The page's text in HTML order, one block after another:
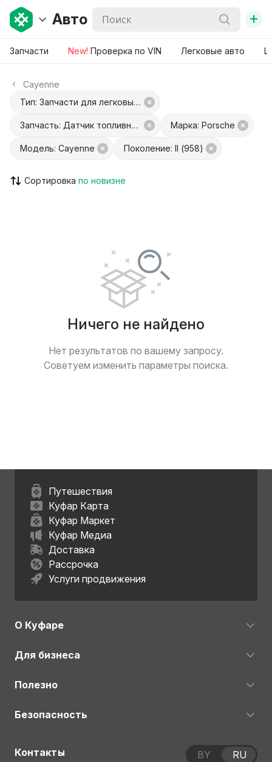
Авто +
Запчасти New! Проверка по VIN Легковые авто
Cayenne
Тип: Запчасти для легковых авто
Запчасть: Датчик топливного фильтра Марка: Porsche
Модель: Cayenne Поколение: II (958)
Сортировка
Ничего не найдено
Нет результатов по вашему запросу.
Советуем изменить параметры поиска.
Путешествия
Куфар Карта
Куфар Маркет
Куфар Медиа
Доставка
Рассрочка
Услуги продвижения
О Куфаре
Для бизнеса
Полезно
Безопасность
Контакты BY RU